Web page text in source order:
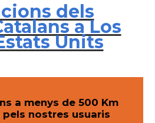
dels
a Los
Units
a menys de 500 Km
nostres usuaris